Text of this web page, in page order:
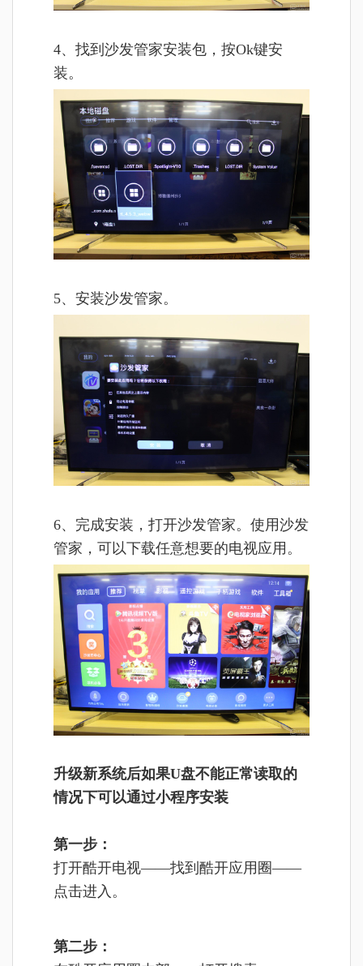
4、找到沙发管家安装包，按Ok键安
装。
5、安装沙发管家。
6、完成安装，打开沙发管家。使用沙发
管家，可以下载任意想要的电视应用。
升级新系统后如果U盘不能正常读取的
情况下可以通过小程序安装
第一步：
打开酷开电视——找到酷开应用圈——
点击进入。
第二步：